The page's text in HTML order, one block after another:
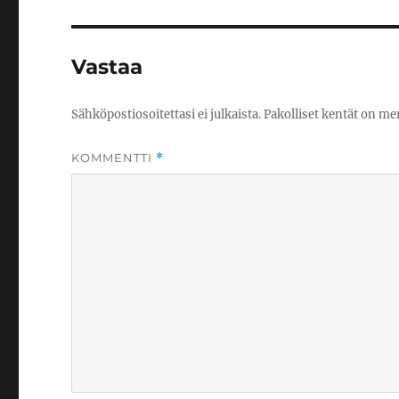
Vastaa
Sähköpostiosoitettasi ei julkaista.Pakolliset kentät on
KOMMENTTI *